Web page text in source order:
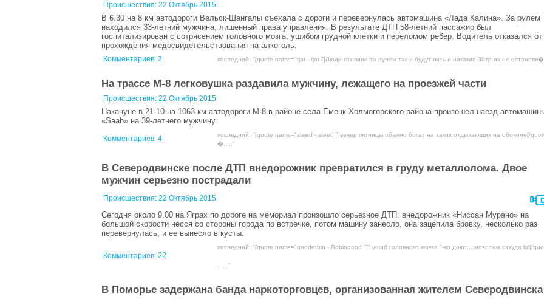
Происшествия: 22 Октябрь 2015
В 6.30 на 8 км автодороги Вельск-Шангалы съехала с дороги и перевернулась автомашина «Лада Калина». За рулем
находился 33-летний мужчина, лишенный права управления. В результате ДТП 58-летний пассажир был
госпитализирован с сотрясением головного мозга, ушибом грудной клетки и переломом ребер. Водитель отказался от
прохождения медосвидетельствования на алкоголь.
Комментариев: 2 последний: "[quote name="rjat - rjat "]Люди как пили за рулем так и будут пить и никакие 30тр их не
На трассе М-8 легковушка раздавила мужчину, лежащего на проезжей части
Происшествия: 22 Октябрь 2015
Накануне в 21.10 на 1063 км автодороги М-8 в районе села Емецк Холмогорского района произошел наезд
«Saab» на 39-летнего мужчину.
Комментариев: 4
последний: "[quote name="steed - steed "]вечер пятницы обычно богат на таких отдыхающих на обочине[/
�....."
В Северодвинске после ДТП внедорожник превратился в груду металлолома. Двое
мужчин серьезно пострадали
Происшествия: 22 Октябрь 2015
Сегодня около 9.00 на Яграх по дороге на мемориал произошло серьезное ДТП: внедорожник «Ниссан Мурано» на
большой скорости несся со стороны города по встречке, потом машину занесло, она зацепила бровку, несколько раз
перевернулась, и ее вынесло в кусты.
Комментариев: 22
последний: "[quote name="goodrobin - Robingood "]" ушиб головного мозга "-во дают....мозг там откуда lol[/
......"
В Поморье задержана банда наркоторговцев, организованная жителем Северодвинска